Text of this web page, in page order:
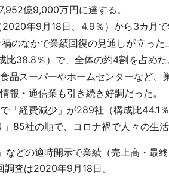
億9,000万円に達する。
年9月18日、4.9％）から3カ月
なかで業績回復の見通しが立った
38.8％）で、全体の約4割を占め
品スーパーやホームセンターなど、
報・通信業も引き続き好調だった。
経費減少」が289社（構成比44.1
85社の順で、コロナ禍で人々の生
どの適時開示で業績（売上高・最
査は2020年9月18日。